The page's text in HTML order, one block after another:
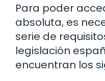
Para poder
absoluta, es
serie de
legislación
encuentran los